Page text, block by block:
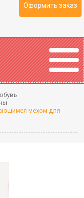
Оформить заказ
мехом для